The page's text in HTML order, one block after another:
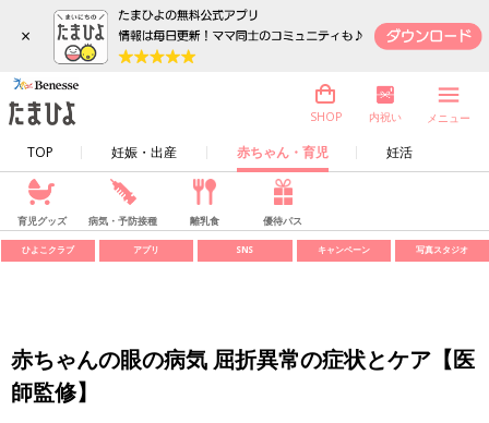
×
TOP 妊娠・出産 赤ちゃん・育児 妊活
SHOP 内祝い メニュー
育児グッズ 病気・予防接種 離乳食 優待パス
ひよこクラブ アプリ SNS キャンペーン 写真スタジオ
赤ちゃんの眼の病気 屈折異常の症状とケア【医
師監修】